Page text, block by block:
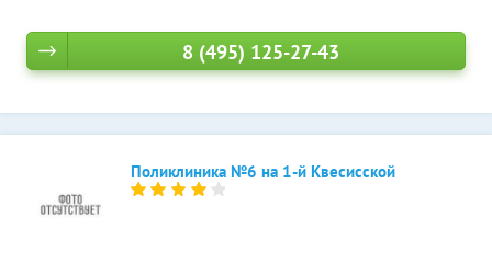
8 (495) 125-27-43
Поликлиника №6 на 1-й Квесисской